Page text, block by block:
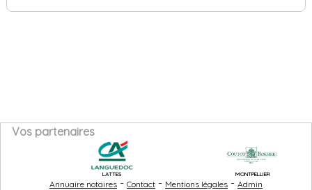
Vos partenaires
LATTES MONTPELLIER
Annuaire notaires - Contact - Mentions légales - Admin